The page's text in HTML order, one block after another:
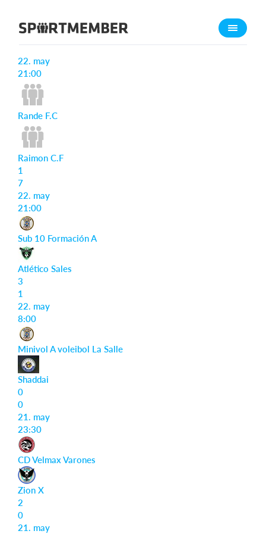
Acerca de SportMember
Funciones
Gestión de pagos
¿Cuanto cuesta?
Informe del partido
22. may
21:00
Rande F.C
Raimon C.F
1
7
22. may
21:00
Sub 10 Formación A
Atlético Sales
3
1
22. may
8:00
Minivol A voleibol La Salle
Shaddai
0
0
21. may
23:30
CD Velmax Varones
Zion X
2
0
21. may